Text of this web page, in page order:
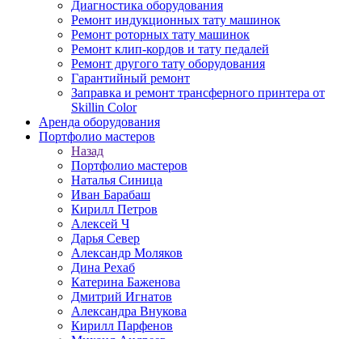
Диагностика оборудования
Ремонт индукционных тату машинок
Ремонт роторных тату машинок
Ремонт клип-кордов и тату педалей
Ремонт другого тату оборудования
Гарантийный ремонт
Заправка и ремонт трансферного принтера от
Skillin Color
Аренда оборудования
Портфолио мастеров
Назад
Портфолио мастеров
Наталья Синица
Иван Барабаш
Кирилл Петров
Алексей Ч
Дарья Север
Александр Моляков
Дина Рехаб
Катерина Баженова
Дмитрий Игнатов
Александра Внукова
Кирилл Парфенов